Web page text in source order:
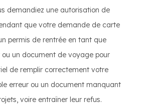
demandiez une autorisation de
que votre demande de carte
permis de rentrée en tant que
un document de voyage pour
de remplir correctement votre
erreur ou un document manquant
voire entraîner leur refus.